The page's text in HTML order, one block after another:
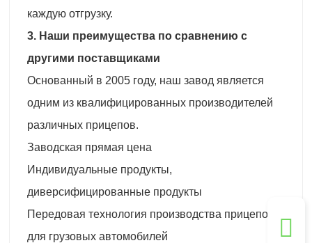
каждую отгрузку.
3. Наши преимущества по сравнению с
другими поставщиками
Основанный в 2005 году, наш завод является
одним из квалифицированных производителей
различных прицепов.
Заводская прямая цена
Индивидуальные продукты,
диверсифицированные продукты
Передовая технология производства прицепов
для грузовых автомобилей